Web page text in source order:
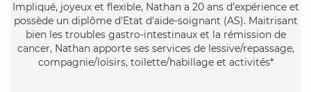
Impliqué, joyeux et flexible, Nathan a 20 ans d'expérience et
possède un diplôme d'Etat d'aide-soignant (AS). Maitrisant
bien les troubles gastro-intestinaux et la rémission de
cancer, Nathan apporte ses services de lessive/repassage,
compagnie/loisirs, toilette/habillage et activités*